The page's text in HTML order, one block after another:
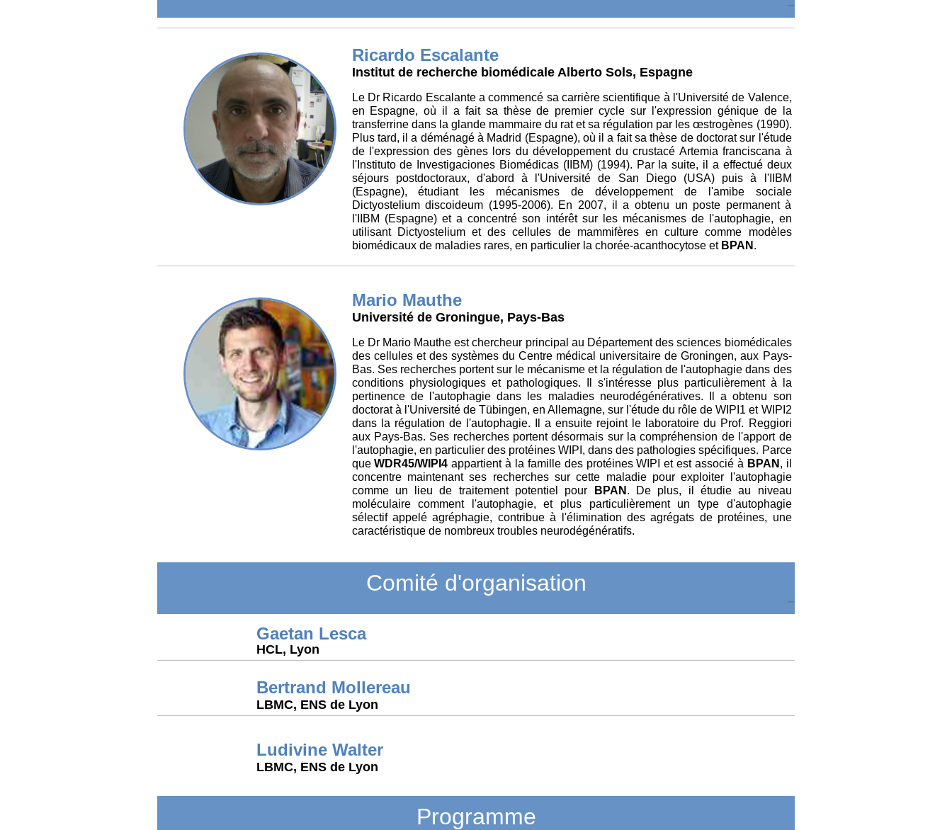
Ricardo Escalante
Institut de recherche biomédicale Alberto Sols, Espagne
Le Dr Ricardo Escalante a commencé sa carrière scientifique à l'Université de Valence,
en Espagne, où il a fait sa thèse de premier cycle sur l'expression génique de la
transferrine dans la glande mammaire du rat et sa régulation par les œstrogènes (1990).
Plus tard, il a déménagé à Madrid (Espagne), où il a fait sa thèse de doctorat sur l'étude
de l'expression des gènes lors du développement du crustacé Artemia franciscana à
l'Instituto de Investigaciones Biomédicas (IIBM) (1994). Par la suite, il a effectué deux
séjours postdoctoraux, d'abord à l'Université de San Diego (USA) puis à l'IIBM
(Espagne), étudiant les mécanismes de développement de l'amibe sociale
Dictyostelium discoideum (1995-2006). En 2007, il a obtenu un poste permanent à
l'IIBM (Espagne) et a concentré son intérêt sur les mécanismes de l'autophagie, en
utilisant Dictyostelium et des cellules de mammifères en culture comme modèles
biomédicaux de maladies rares, en particulier la chorée-acanthocytose et BPAN .
Mario Mauthe
Université de Groningue, Pays-Bas
Le Dr Mario Mauthe est chercheur principal au Département des sciences biomédicales
des cellules et des systèmes du Centre médical universitaire de Groningen, aux Pays-
Bas. Ses recherches portent sur le mécanisme et la régulation de l'autophagie dans des
conditions physiologiques et pathologiques. Il s'intéresse plus particulièrement à la
pertinence de l'autophagie dans les maladies neurodégénératives. Il a obtenu son
doctorat à l'Université de Tübingen, en Allemagne, sur l'étude du rôle de WIPI1 et WIPI2
dans la régulation de l'autophagie. Il a ensuite rejoint le laboratoire du Prof. Reggiori
aux Pays-Bas. Ses recherches portent désormais sur la compréhension de l'apport de
l'autophagie, en particulier des protéines WIPI, dans des pathologies spécifiques. Parce
queWDR45/WIPI4 appartient à la famille des protéines WIPI et est associé à BPAN , il
concentre maintenant ses recherches sur cette maladie pour exploiter l'autophagie
comme un lieu de traitement potentiel pour
BPAN . De plus, il étudie au niveau
moléculaire comment l'autophagie, et plus particulièrement un type d'autophagie
sélectif appelé agréphagie, contribue à l'élimination des agrégats de protéines, une
caractéristique de nombreux troubles neurodégénératifs.
Comité d'organisation
Gaetan Lesca
HCL, Lyon
Bertrand Mollereau
LBMC, ENS de Lyon
Ludivine Walter
LBMC, ENS de Lyon
Programme